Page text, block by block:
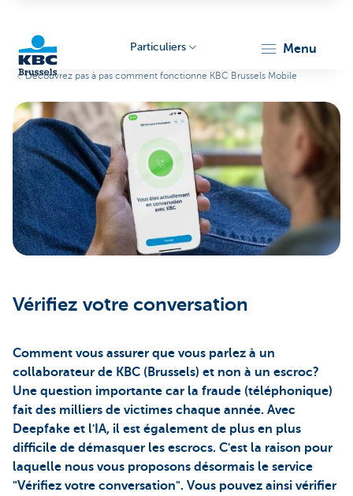
Brussels
Particuliers menu
Découvrez pas à pas comment fonctionne KBC Brussels Mobile
Vérifiez votre conversation
Comment vous assurer que vous parlez à un
collaborateur de KBC (Brussels) et non à un escroc?
Une question importante car la fraude (téléphonique)
fait des milliers de victimes chaque année. Avec
Deepfake et l'IA, il est également de plus en plus
difficile de démasquer les escrocs. C'est la raison pour
laquelle nous vous proposons désormais le service
"Vérifiez votre conversation". Vous pouvez ainsi vérifier